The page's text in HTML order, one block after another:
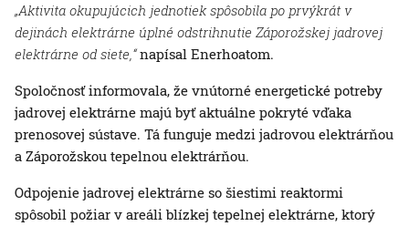
„Aktivita okupujúcich jednotiek spôsobila po prvýkrát v
dejinách elektrárne úplné odstrihnutie Záporožskej jadrovej
elektrárne od siete,“napísal Enerhoatom.
Spoločnosť informovala, že vnútorné energetické potreby
jadrovej elektrárne majú byť aktuálne pokryté vďaka
prenosovej sústave. Tá funguje medzi jadrovou elektrárňou
a Záporožskou tepelnou elektrárňou.
Odpojenie jadrovej elektrárne so šiestimi reaktormi
spôsobil požiar v areáli blízkej tepelnej elektrárne, ktorý